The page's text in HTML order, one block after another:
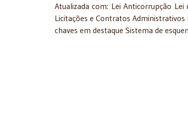
Atualizada com: Lei Anticorrupção Lei
Licitações e Contratos
chaves em destaque Sistema de